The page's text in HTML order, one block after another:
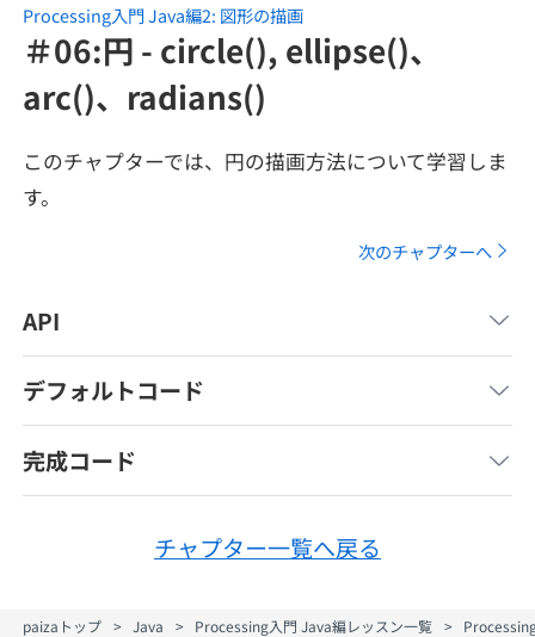
転職エージェント
転職成功ガイド
本選考
インターン
インタビュー
就活成功ガイド
講座一覧
問題集
4択課題
プラン
個人向けプラン
スキルチェック
プログラミング言語
SQL
ゲーム・マンガ
メディア
note
Processing入門 Java編2: 図形の描画
＃06:円 - circle(), ellipse()、
arc()、radians()
このチャプターでは、円の描画方法について学習しま
す。
次のチャプターへ
API
デフォルトコード
完成コード
チャプター一覧へ戻る
paizaトップ Java Processing入門 Java編レッスン一覧